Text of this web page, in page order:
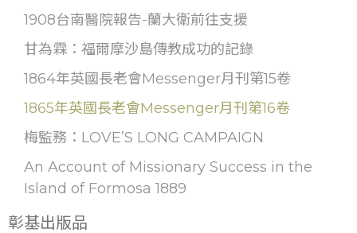
1908台南醫院報告-蘭大衛前往支援
甘為霖：福爾摩沙島傳教成功的記錄
1864年英國長老會Messenger月刊第15卷
1865年英國長老會Messenger月刊第16卷
梅監務：LOVE’S LONG CAMPAIGN
An Account of Missionary Success in the
Island of Formosa 1889
彰基出版品